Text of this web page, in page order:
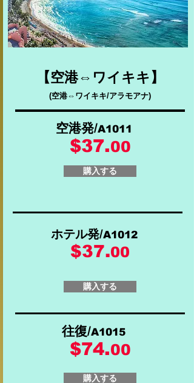
【空港⇔ワイキキ】
(空港⇔ワイキキ/アラモアナ)
空港発/A1011
$37.00
購入する
ホテル発/A1012
$37.00
購入する
往復/A1015
$74.00
購入する